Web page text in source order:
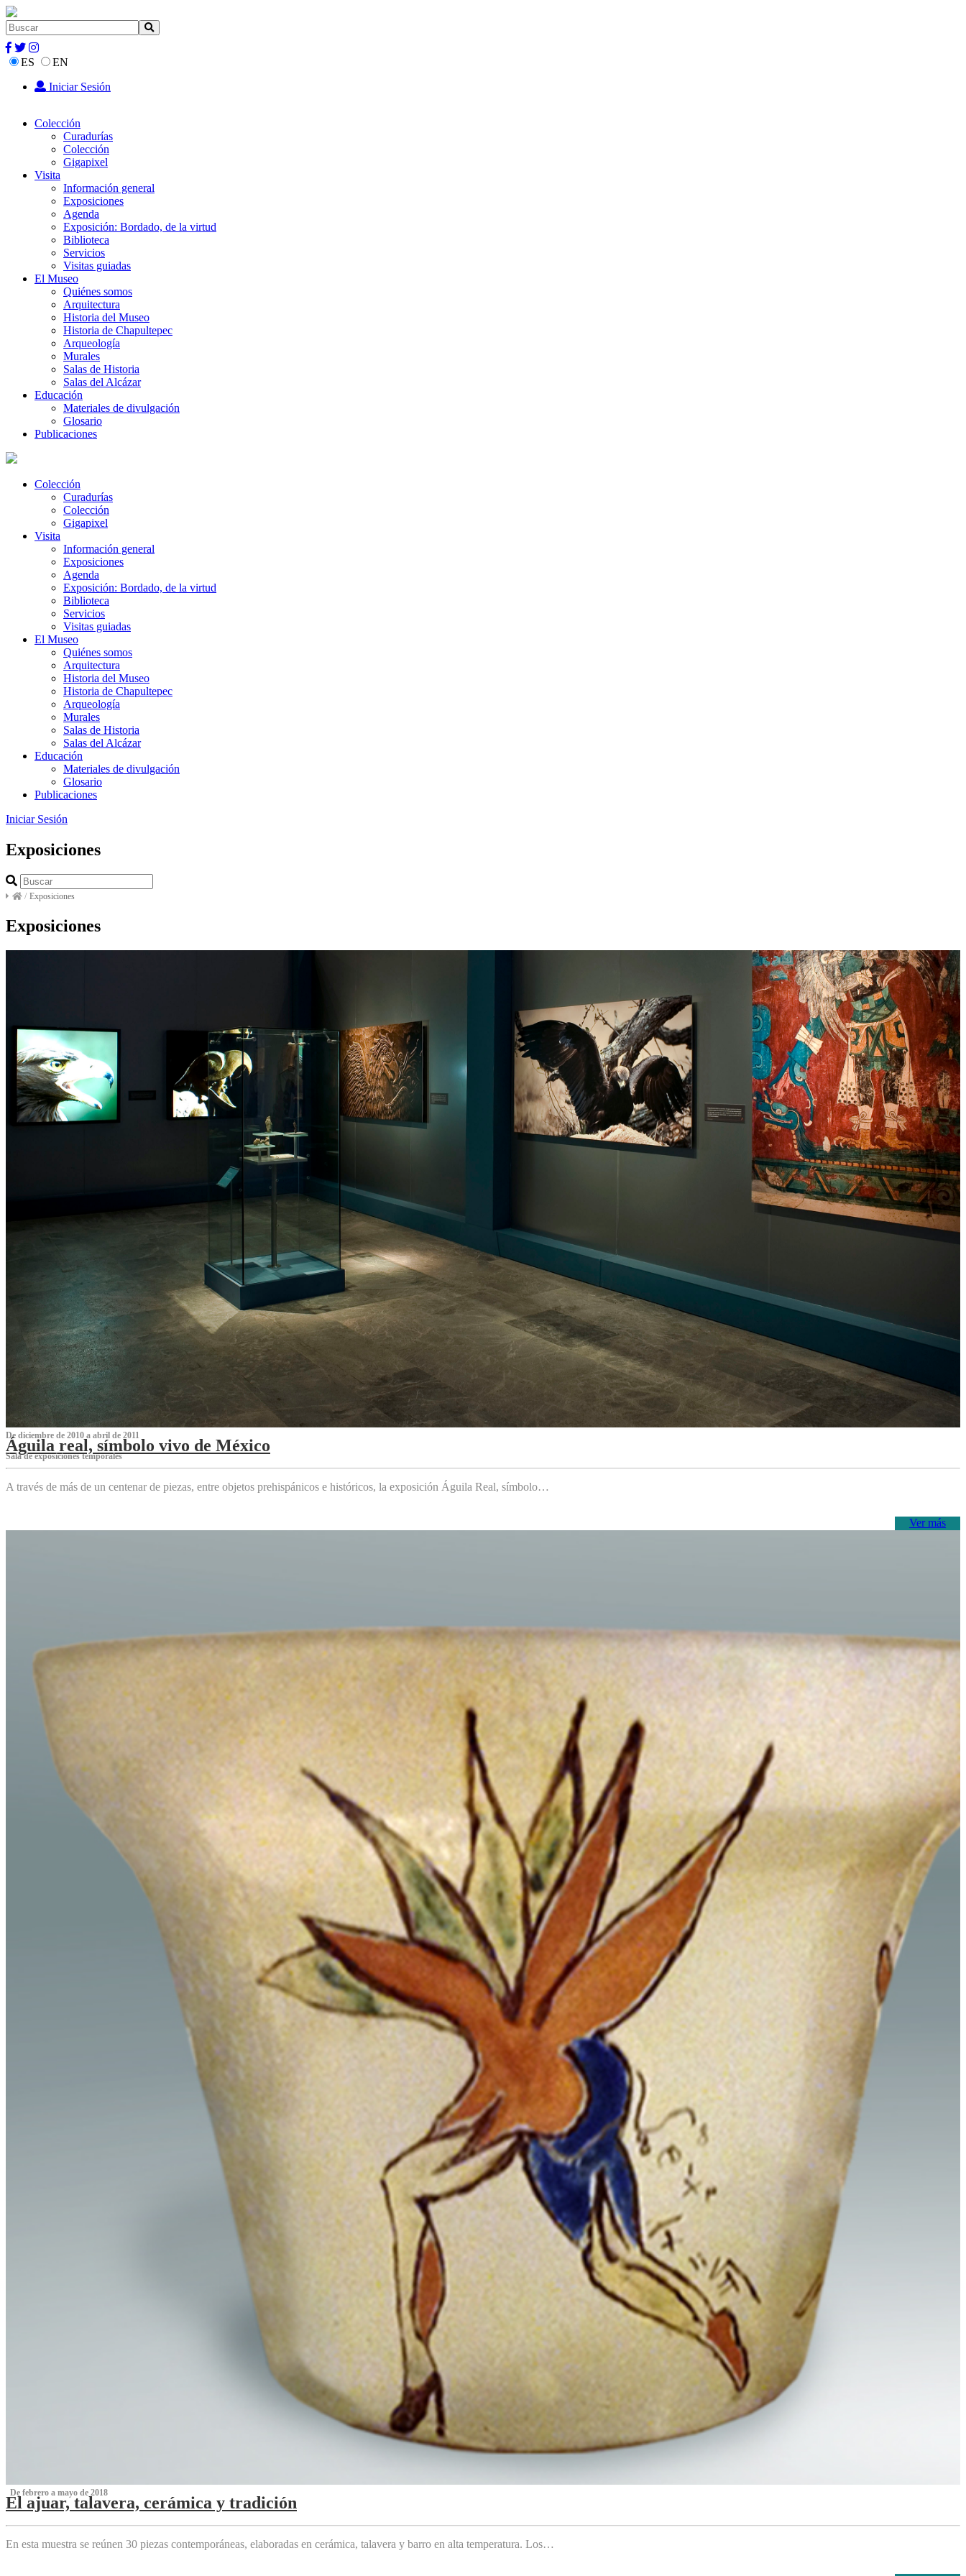
ES
EN
Iniciar Sesión
Colección
Curadurías
Colección
Gigapixel
Visita
Información general
Exposiciones
Agenda
Exposición: Bordado, de la virtud
Biblioteca
Servicios
Visitas guiadas
El Museo
Quiénes somos
Arquitectura
Historia del Museo
Historia de Chapultepec
Arqueología
Murales
Salas de Historia
Salas del Alcázar
Educación
Materiales de divulgación
Glosario
Publicaciones
Colección
Curadurías
Colección
Gigapixel
Visita
Información general
Exposiciones
Agenda
Exposición: Bordado, de la virtud
Biblioteca
Servicios
Visitas guiadas
El Museo
Quiénes somos
Arquitectura
Historia del Museo
Historia de Chapultepec
Arqueología
Murales
Salas de Historia
Salas del Alcázar
Educación
Materiales de divulgación
Glosario
Publicaciones
Iniciar Sesión
Exposiciones
/ Exposiciones
Exposiciones
De diciembre de 2010 a abril de 2011
Águila real, símbolo vivo de México
Sala de exposiciones temporales
A través de más de un centenar de piezas, entre objetos prehispánicos e históricos, la exposición Águila Real, símbolo…
Ver más
‌ De febrero a mayo de 2018
El ajuar, talavera, cerámica y tradición
‌
En esta muestra se reúnen 30 piezas contemporáneas, elaboradas en cerámica, talavera y barro en alta temperatura. Los…